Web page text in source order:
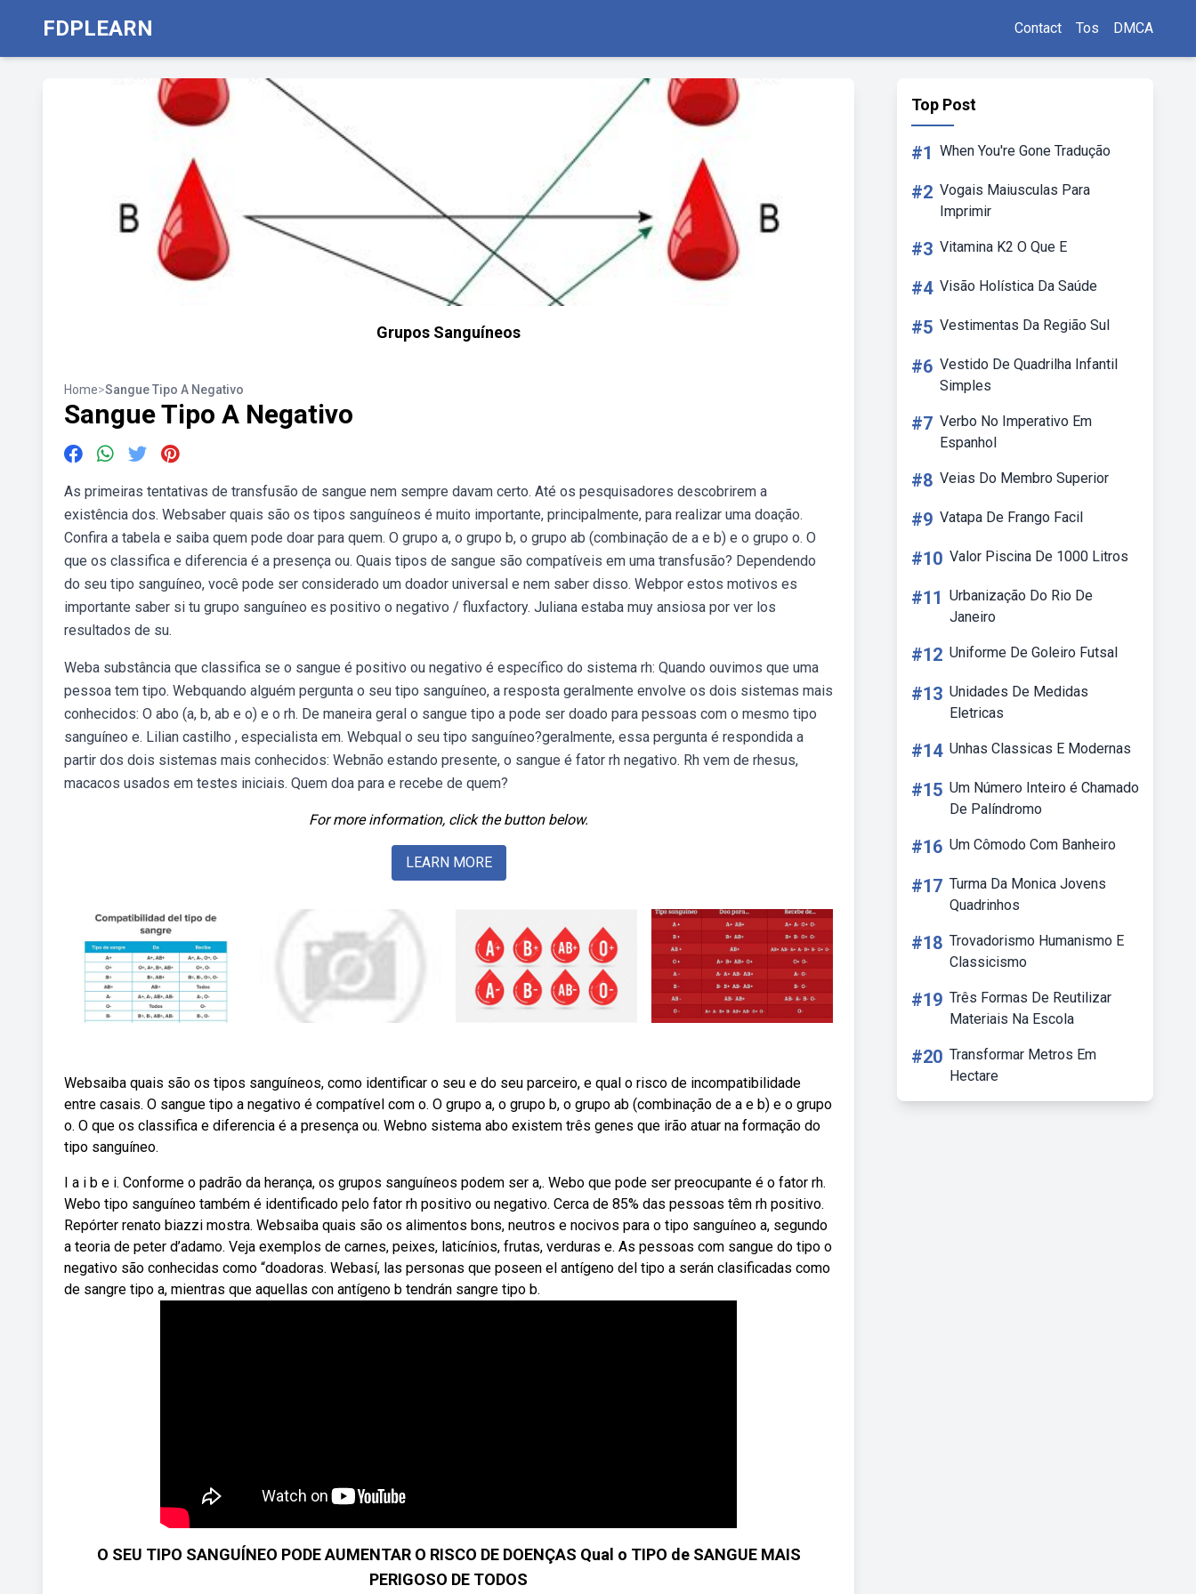
FDPLEARN Contact Tos DMCA
Grupos Sanguíneos
Home>Sangue Tipo A Negativo
Sangue Tipo A Negativo
As primeiras tentativas de transfusão de sangue nem sempre davam certo. Até os pesquisadores descobrirem a
existência dos. Websaber quais são os tipos sanguíneos é muito importante, principalmente, para realizar uma doação.
Confira a tabela e saiba quem pode doar para quem. O grupo a, o grupo b, o grupo ab (combinação de a e b) e o grupo o. O
que os classifica e diferencia é a presença ou. Quais tipos de sangue são compatíveis em uma transfusão? Dependendo
do seu tipo sanguíneo, você pode ser considerado um doador universal e nem saber disso. Webpor estos motivos es
importante saber si tu grupo sanguíneo es positivo o negativo / fluxfactory. Juliana estaba muy ansiosa por ver los
resultados de su.
Weba substância que classifica se o sangue é positivo ou negativo é específico do sistema rh: Quando ouvimos que uma
pessoa tem tipo. Webquando alguém pergunta o seu tipo sanguíneo, a resposta geralmente envolve os dois sistemas mais
conhecidos: O abo (a, b, ab e o) e o rh. De maneira geral o sangue tipo a pode ser doado para pessoas com o mesmo tipo
sanguíneo e. Lilian castilho , especialista em. Webqual o seu tipo sanguíneo?geralmente, essa pergunta é respondida a
partir dos dois sistemas mais conhecidos: Webnão estando presente, o sangue é fator rh negativo. Rh vem de rhesus,
macacos usados em testes iniciais. Quem doa para e recebe de quem?
For more information, click the button below.
LEARN MORE
Websaiba quais são os tipos sanguíneos, como identificar o seu e do seu parceiro, e qual o risco de incompatibilidade
entre casais. O sangue tipo a negativo é compatível com o. O grupo a, o grupo b, o grupo ab (combinação de a e b) e o grupo
o. O que os classifica e diferencia é a presença ou. Webno sistema abo existem três genes que irão atuar na formação do
tipo sanguíneo.
I a i b e i. Conforme o padrão da herança, os grupos sanguíneos podem ser a,. Webo que pode ser preocupante é o fator rh.
Webo tipo sanguíneo também é identificado pelo fator rh positivo ou negativo. Cerca de 85% das pessoas têm rh positivo.
Repórter renato biazzi mostra. Websaiba quais são os alimentos bons, neutros e nocivos para o tipo sanguíneo a, segundo
a teoria de peter d’adamo. Veja exemplos de carnes, peixes, laticínios, frutas, verduras e. As pessoas com sangue do tipo o
negativo são conhecidas como “doadoras. Webasí, las personas que poseen el antígeno del tipo a serán clasificadas como
de sangre tipo a, mientras que aquellas con antígeno b tendrán sangre tipo b.
O SEU TIPO SANGUÍNEO PODE AUMENTAR O RISCO DE DOENÇAS Qual o TIPO de SANGUE MAIS
PERIGOSO DE TODOS
Top Post
#1 When You're Gone Tradução
#2 Vogais Maiusculas Para
Imprimir
#3 Vitamina K2 O Que E
#4 Visão Holística Da Saúde
#5 Vestimentas Da Região Sul
#6 Vestido De Quadrilha Infantil
Simples
#7 Verbo No Imperativo Em
Espanhol
#8 Veias Do Membro Superior
#9 Vatapa De Frango Facil
#10 Valor Piscina De 1000 Litros
#11 Urbanização Do Rio De
Janeiro
#12 Uniforme De Goleiro Futsal
#13 Unidades De Medidas
Eletricas
#14 Unhas Classicas E Modernas
#15 Um Número Inteiro é Chamado
De Palíndromo
#16 Um Cômodo Com Banheiro
#17 Turma Da Monica Jovens
Quadrinhos
#18 Trovadorismo Humanismo E
Classicismo
#19 Três Formas De Reutilizar
Materiais Na Escola
#20 Transformar Metros Em
Hectare